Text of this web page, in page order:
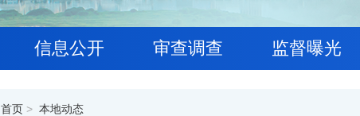
信息公开 审查调查 监督曝光
首页 > 本地动态